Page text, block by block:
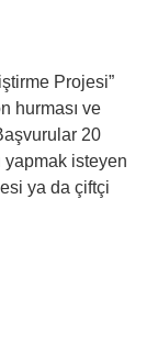
Projesi”
hurması ve
20
yapmak isteyen
ya da çiftçi